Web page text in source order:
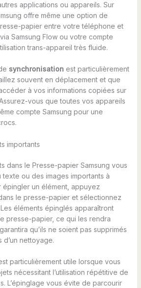
applications ou appareils. Sur
offre même une option de
papier entre votre téléphone et
Samsung Flow ou votre compte
trans-appareil très fluide.
synchronisation est particulièrement
souvent en déplacement et que
à vos informations copiées sur
vous que toutes vos appareils
compte Samsung pour une
importants
dans le Presse-papier Samsung vous
ou des images importants à
épingler un élément, appuyez
le presse-papier et sélectionnez
éléments épinglés apparaîtront
presse-papier, ce qui les rendra
qu’ils ne soient pas supprimés
nettoyage.
particulièrement utile lorsque vous
nécessitant l’utilisation répétitive de
L’épinglage vous évite de parcourir